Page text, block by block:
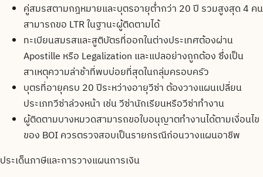
คู่สมรสตามกฎหมายและบุตรอายุต่ำกว่า 20 ปี รวมสูงสุด 4 คน
สามารถขอ LTR ในฐานะผู้ติดตามได้
ทะเบียนสมรสและสูติบัตรที่ออกในต่างประเทศต้องผ่าน
Apostille หรือ Legalization และแปลอย่างถูกต้อง ซึ่งเป็น
สาเหตุความล่าช้าที่พบบ่อยที่สุดในกลุ่มครอบครัว
บุตรที่อายุครบ 20 ปีระหว่างอายุวีซ่า ต้องวางแผนเปลี่ยน
ประเภทวีซ่าล่วงหน้า เช่น วีซ่านักเรียนหรือวีซ่าทำงาน
ผู้ติดตามบางหมวดสามารถขอใบอนุญาตทำงานได้ตามเงื่อนไข
ของ BOI ควรตรวจสอบเป็นรายกรณีก่อนวางแผนอาชีพ
ประเด็นภาษีและการวางแผนการเงิน